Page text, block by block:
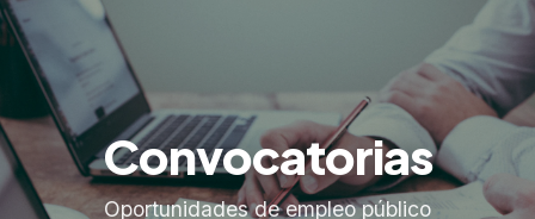
Convocatorias
Oportunidades de empleo público